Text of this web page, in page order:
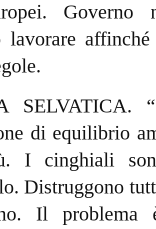
lavorare
SELVATICA.
di equilibrio
I cinghiali
Distruggono
Il problema